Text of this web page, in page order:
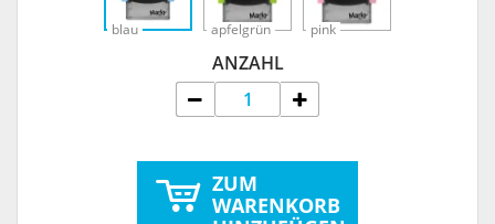
blau apfelgrün pink
ANZAHL
ZUM
WARENKORB